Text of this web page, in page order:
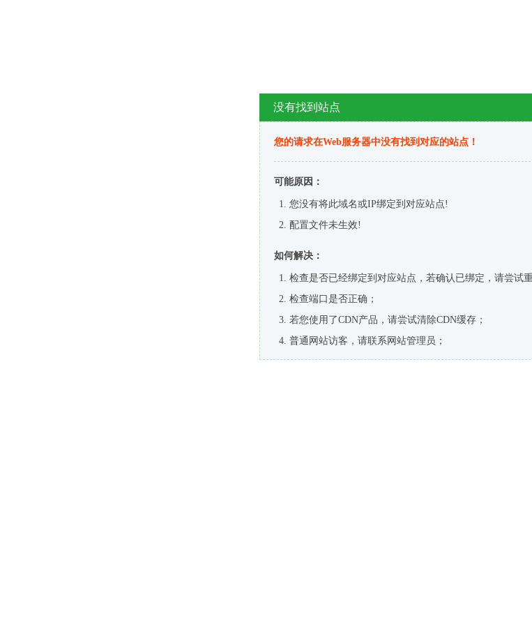
没有找到站点
您的请求在Web服务器中没有找到对应的站点！
可能原因：
您没有将此域名或IP绑定到对应站点!
配置文件未生效!
如何解决：
检查是否已经绑定到对应站点，若确认已绑定，请尝试重
检查端口是否正确；
若您使用了CDN产品，请尝试清除CDN缓存；
普通网站访客，请联系网站管理员；